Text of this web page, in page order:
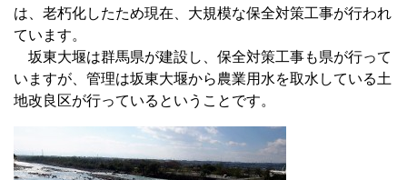
は、老朽化したため現在、大規模な保全対策工事が行われ
ています。
坂東大堰は群馬県が建設し、保全対策工事も県が行って
いますが、管理は坂東大堰から農業用水を取水している土
地改良区が行っているということです。